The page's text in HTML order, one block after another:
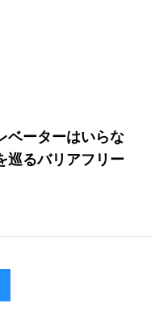
ベーターはいらな
巡るバリアフリー